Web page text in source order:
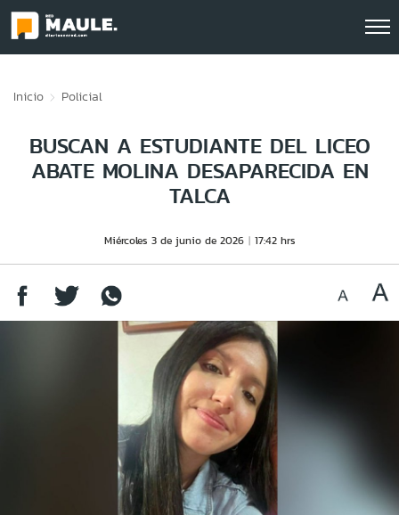
Inicio Policial
BUSCAN A ESTUDIANTE DEL LICEO
ABATE MOLINA DESAPARECIDA EN
TALCA
Miércoles 3 de junio de 2026 17:42 hrs